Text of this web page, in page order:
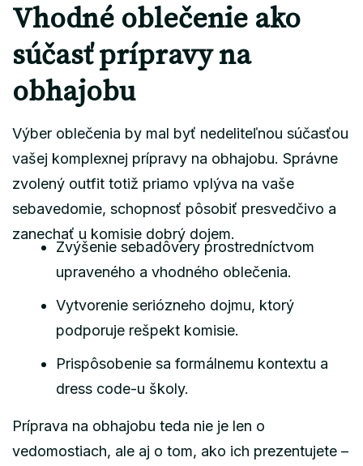
Vhodné oblečenie ako
súčasť prípravy na
obhajobu
Výber oblečenia by mal byť nedeliteľnou súčasťou
vašej komplexnej prípravy na obhajobu. Správne
zvolený outfit totiž priamo vplýva na vaše
sebavedomie, schopnosť pôsobiť presvedčivo a
zanechať u komisie dobrý dojem.
Zvýšenie sebadôvery prostredníctvom
upraveného a vhodného oblečenia.
Vytvorenie seriózneho dojmu, ktorý
podporuje rešpekt komisie.
Prispôsobenie sa formálnemu kontextu a
dress code-u školy.
Príprava na obhajobu teda nie je len o
vedomostiach, ale aj o tom, ako ich prezentujete –